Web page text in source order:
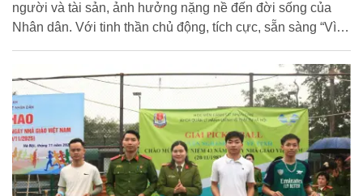
người và tài sản, ảnh hưởng nặng nề đến đời sống của
Nhân dân. Với tinh thần chủ động, tích cực, sẵn sàng “Vì
Nhân dân phục vụ”, Học viện Cảnh sát nhân dân (CSND)
đã chủ động phối hợp với các đơn vị trong và ngoài lực
lượng vận động ủng hộ, hỗ trợ vận chuyển, bàn giao hàng
hoá cứu trợ tới Nhân dân tại các điểm bị ảnh hưởng nặng
bởi thiên tai.